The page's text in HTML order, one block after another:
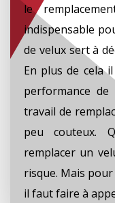
le
indispensable
de velux sert à
En plus de cela
performance
travail de
peu couteux.
remplacer un
risque. Mais
il faut faire à